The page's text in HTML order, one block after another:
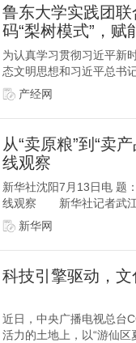
鲁东大学实践团
码“梨树模式”，赋
为认真学习贯彻习近平新
态文明思想和习近平总书
产经网
从“卖原粮”到“卖
线观察
新华社沈阳7月13日电 题
线观察 新华社记者武
新华网
科技引擎驱动，文
近日，中央广播电视总台
活力的土地上，以“游仙区